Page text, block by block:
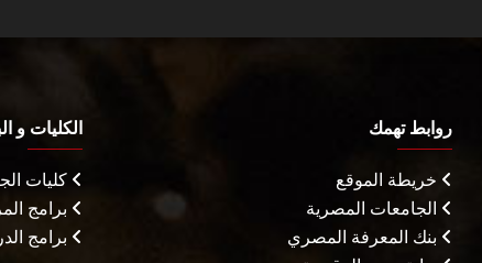
روابط تهمك
خريطة الموقع
الجامعات المصرية
بنك المعرفة المصري
الكليات و
كليات
برامج
برامج